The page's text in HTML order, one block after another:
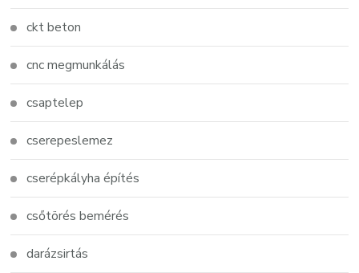
ckt beton
cnc megmunkálás
csaptelep
cserepeslemez
cserépkályha építés
csőtörés bemérés
darázsirtás